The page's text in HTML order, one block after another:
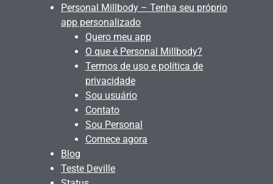
Personal Millbody – Tenha seu próprio
app personalizado
Quero meu app
O que é Personal Millbody?
Termos de uso e política de
privacidade
Sou usuário
Contato
Sou Personal
Comece agora
Blog
Teste Deville